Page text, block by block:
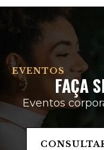
EVENTOS
FAÇA
Eventos